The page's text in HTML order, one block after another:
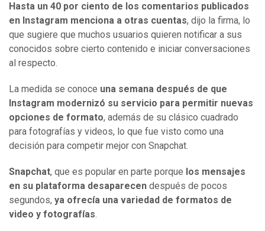
Hasta un 40 por ciento de los comentarios publicados
en Instagram menciona a otras cuentas, dijo la firma, lo
que sugiere que muchos usuarios quieren notificar a sus
conocidos sobre cierto contenido e iniciar conversaciones
al respecto.
La medida se conoce una semana después de que
Instagram modernizó su servicio para permitir nuevas
opciones de formato, además de su clásico cuadrado
para fotografías y videos, lo que fue visto como una
decisión para competir mejor con Snapchat.
Snapchat, que es popular en parte porque los mensajes
en su plataforma desaparecen después de pocos
segundos, ya ofrecía una variedad de formatos de
video y fotografías.